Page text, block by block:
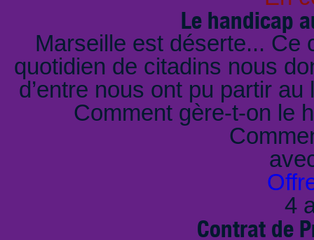
Le handicap
Marseille est déserte... Ce
quotidien de citadins nous
d’entre nous ont pu partir
Comment gère-t-on le
4
Contrat de